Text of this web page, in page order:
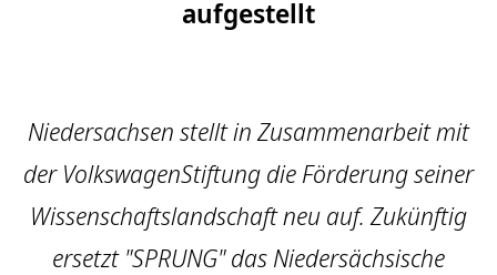
aufgestellt
Niedersachsen stellt in Zusammen­arbeit mit
der Volkswagen­Stiftung die Förderung seiner
Wissenschafts­landschaft neu auf. Zukünftig
ersetzt "SPRUNG" das Nieder­sächsische